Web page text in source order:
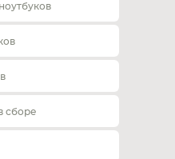
сборе